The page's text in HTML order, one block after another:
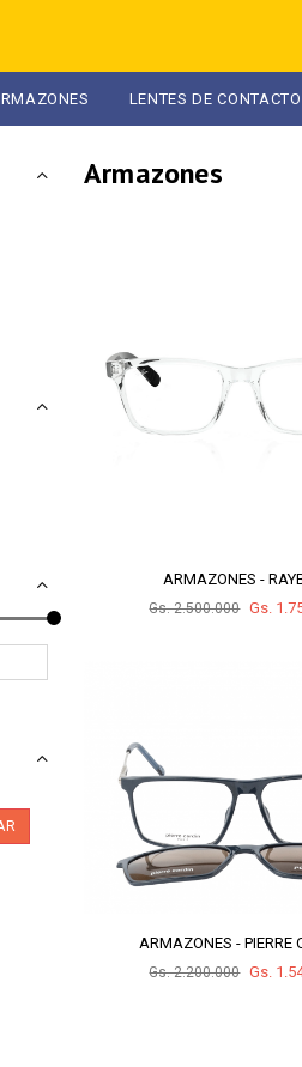
LENTES DE CONTACTO
armazones
ARMAZONES -
Gs. 2.500.000 Gs.
ARMAZONES - PIERRE
Gs. 2.200.000 Gs.